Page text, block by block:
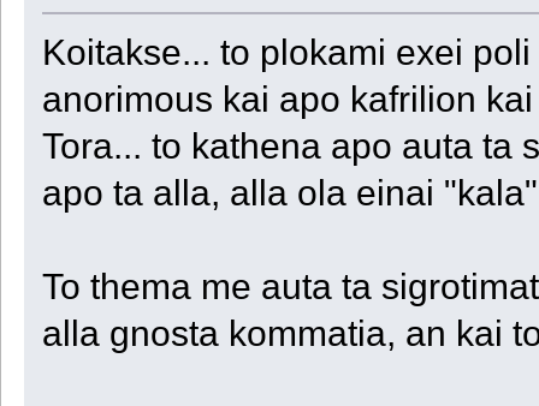
Koitakse... to plokami exei
anorimous kai apo kafrilion
Tora... to kathena apo auta ta
apo ta alla, alla ola einai "kala"
To thema me auta ta
alla gnosta kommatia, an kai